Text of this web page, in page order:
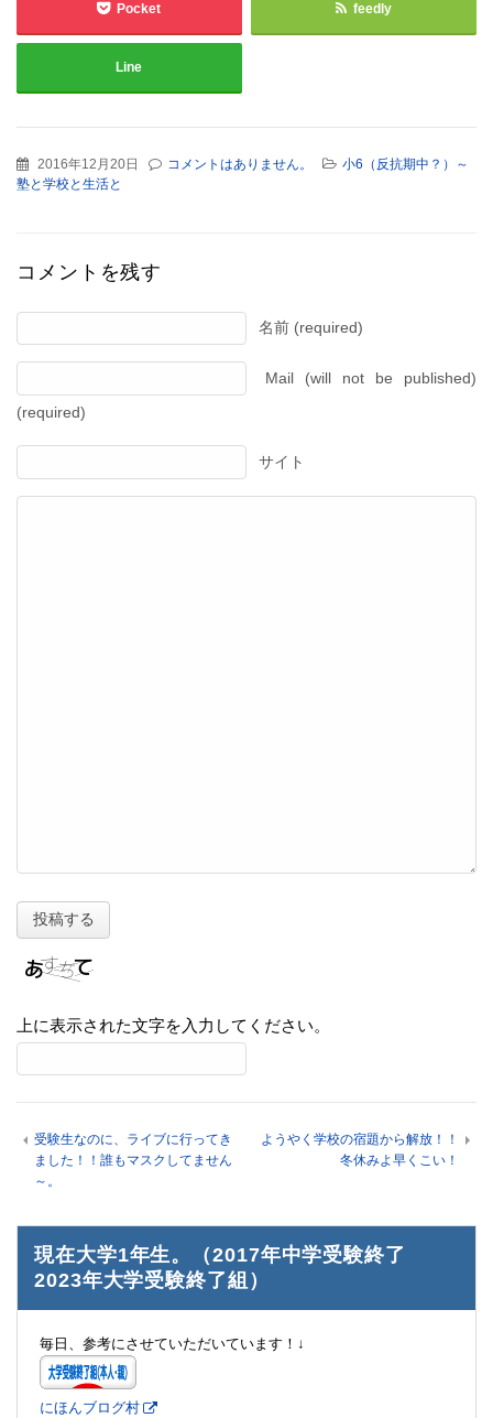
Pocket feedly
Line
2016年12月20日 コメントはありません。
小6（反抗期中？）～
塾と学校と生活と
コメントを残す
名前 (required)
Mail (will not be published)
(required)
サイト
上に表示された文字を入力してください。
受験生なのに、ライブに行ってき
ました！！誰もマスクしてません
～。
ようやく学校の宿題から解放！！
冬休みよ早くこい！
現在大学1年生。（2017年中学受験終了
2023年大学受験終了組）
毎日、参考にさせていただいています！↓
にほんブログ村